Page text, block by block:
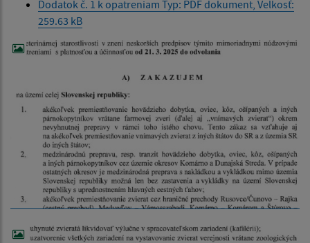
Dodatok č. 1 k opatreniam Typ: PDF dokument, Velkosť:
259.63 kB